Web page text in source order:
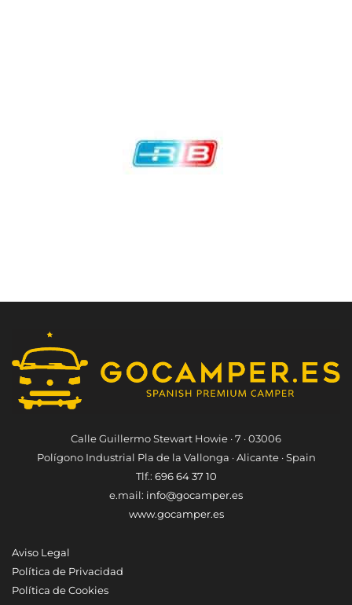
Calle Guillermo Stewart Howie · 7 · 03006
Polígono Industrial Pla de la Vallonga · Alicante · Spain
Tlf.: 696 64 37 10
e.mail: info@gocamper.es
www.gocamper.es
Aviso Legal
Política de Privacidad
Política de Cookies